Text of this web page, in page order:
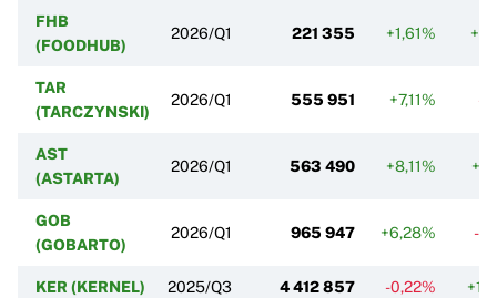
FHB
(FOODHUB)
2026/Q1 221 355 +1,61%
TAR
(TARCZYNSKI)
2026/Q1 555 951 +7,11% -
AST
(ASTARTA)
2026/Q1 563 490 +8,11%
GOB
(GOBARTO)
2026/Q1 965 947 +6,28% -
KER (KERNEL) 2025/Q3 4 412 857 -0,22%